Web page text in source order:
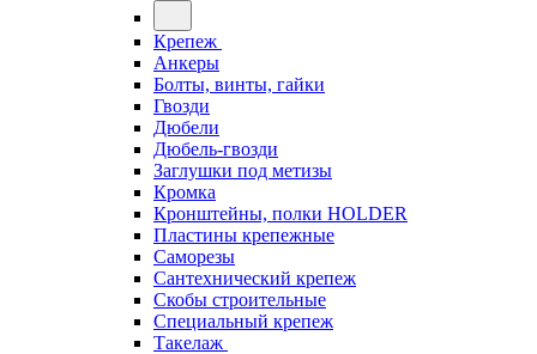
Крепеж
Анкеры
Болты, винты, гайки
Гвозди
Дюбели
Дюбель-гвозди
Заглушки под метизы
Кромка
Кронштейны, полки НОLDER
Пластины крепежные
Саморезы
Сантехнический крепеж
Скобы строительные
Специальный крепеж
Такелаж